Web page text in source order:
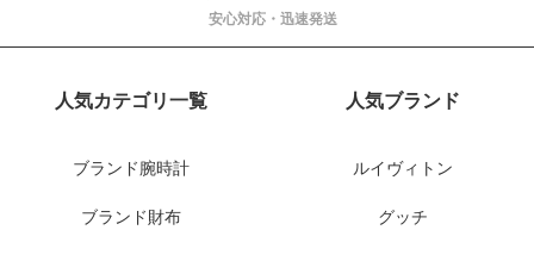
安心対応・迅速発送
人気カテゴリ一覧
ブランド腕時計
ブランド財布
人気ブランド
ルイヴィトン
グッチ